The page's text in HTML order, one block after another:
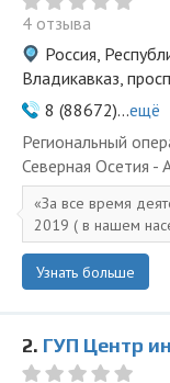
4 отзыва
Россия,
Владикавказ,
8 (88672)...ещё
Региональный
Северная Осетия -
За все время
2019 ( в нашем
Узнать больше
2. ГУП Центр информационных